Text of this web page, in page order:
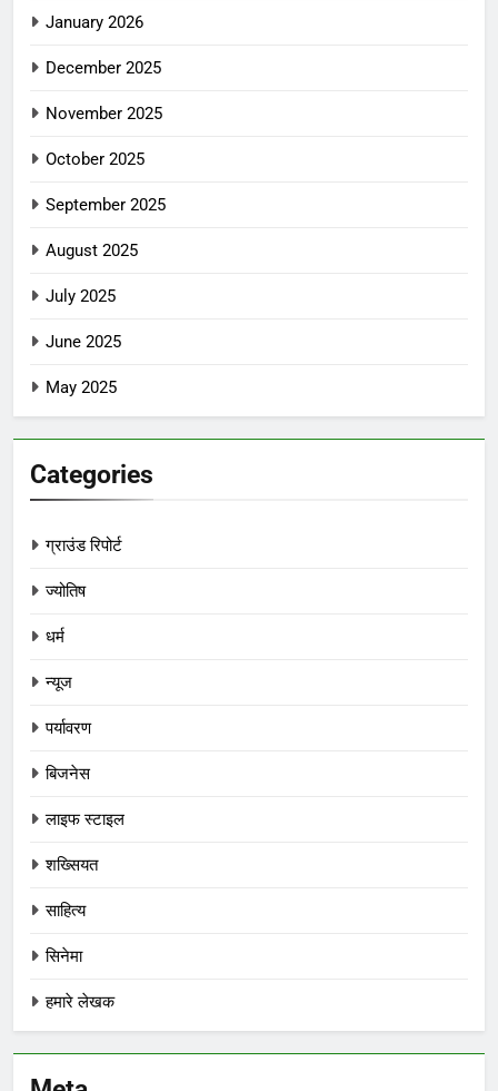
January 2026
December 2025
November 2025
October 2025
September 2025
August 2025
July 2025
June 2025
May 2025
Categories
ग्राउंड रिपोर्ट
ज्योतिष
धर्म
न्यूज
पर्यावरण
बिजनेस
लाइफ स्टाइल
शख्सियत
साहित्य
सिनेमा
हमारे लेखक